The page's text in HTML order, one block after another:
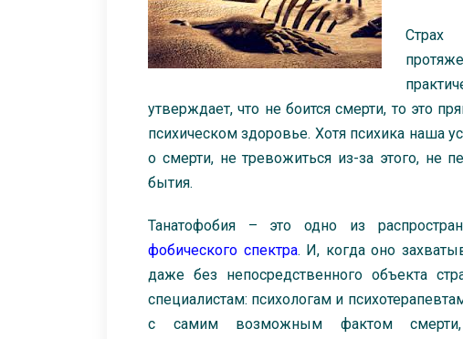
Страх
утверждает, что не боится смерти, то это
психическом здоровье. Хотя психика наша
о смерти, не тревожиться из-за этого, не
бытия.
Танатофобия – это одно из
фобического спектра. И, когда оно
даже без непосредственного объекта
специалистам: психологам и
с самим возможным фактом